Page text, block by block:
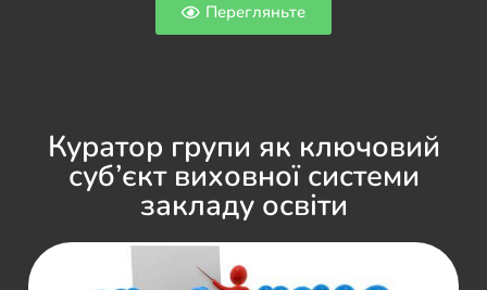
Перегляньте
Куратор групи як ключовий
суб’єкт виховної системи
закладу освіти